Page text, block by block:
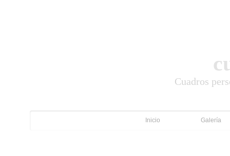
Cuadros
Inicio Galería